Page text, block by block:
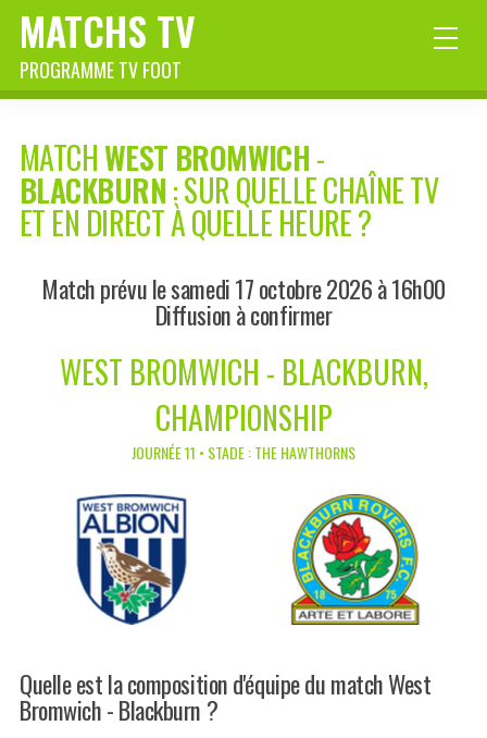
MATCHS TV
PROGRAMME TV FOOT
MATCHWEST BROMWICH-
BLACKBURN: SUR QUELLE CHAÎNE TV
ET EN DIRECT À QUELLE HEURE ?
Match prévu le samedi 17 octobre 2026 à 16h00
Diffusion à confirmer
WEST BROMWICH - BLACKBURN,
CHAMPIONSHIP
JOURNÉE 11 • STADE : THE HAWTHORNS
Quelle est la composition d'équipe du match West
Bromwich - Blackburn ?